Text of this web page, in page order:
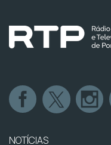
NOTÍCIAS